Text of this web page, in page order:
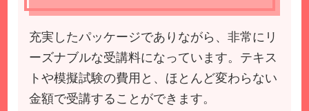
充実したパッケージでありながら、非常にリ
ーズナブルな受講料になっています。テキス
トや模擬試験の費用と、ほとんど変わらない
金額で受講することができます。